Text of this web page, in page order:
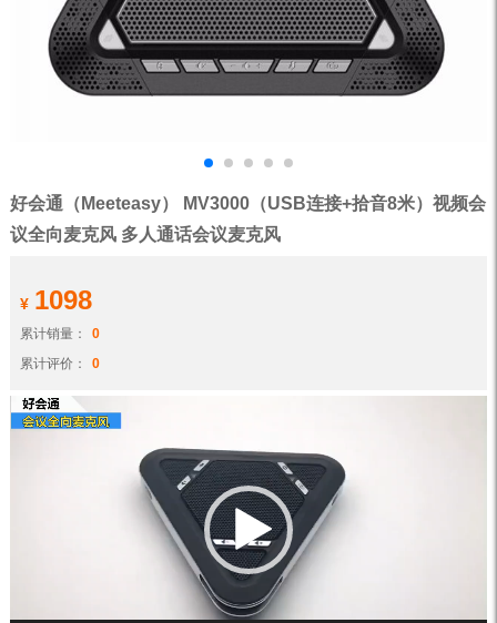
好会通（Meeteasy） MV3000（USB连接+拾音8米）视频会
议全向麦克风 多人通话会议麦克风
¥ 1098
累计销量：
0
累计评价：
0